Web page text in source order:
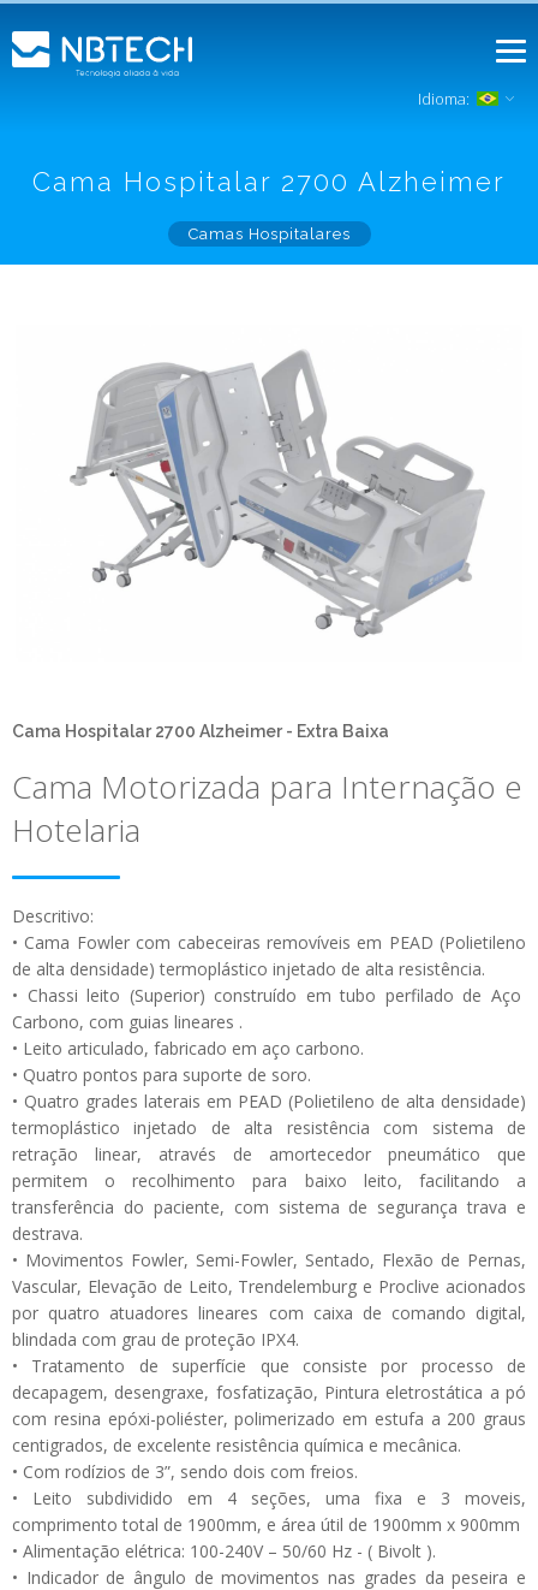
Idioma:
Cama Hospitalar 2700 Alzheimer
Camas Hospitalares
Cama Hospitalar 2700 Alzheimer - Extra Baixa
Cama Motorizada para Internação e
Hotelaria
Descritivo:
• Cama Fowler com cabeceiras removíveis em PEAD (Polietileno
de alta densidade) termoplástico injetado de alta resistência.
• Chassi leito (Superior) construído em tubo perfilado de Aço
Carbono, com guias lineares .
• Leito articulado, fabricado em aço carbono.
• Quatro pontos para suporte de soro.
• Quatro grades laterais em PEAD (Polietileno de alta densidade)
termoplástico injetado de alta resistência com sistema de
retração linear, através de amortecedor pneumático que
permitem o recolhimento para baixo leito, facilitando a
transferência do paciente, com sistema de segurança trava e
destrava.
• Movimentos Fowler, Semi-Fowler, Sentado, Flexão de Pernas,
Vascular, Elevação de Leito, Trendelemburg e Proclive acionados
por quatro atuadores lineares com caixa de comando digital,
blindada com grau de proteção IPX4.
• Tratamento de superfície que consiste por processo de
decapagem, desengraxe, fosfatização, Pintura eletrostática a pó
com resina epóxi-poliéster, polimerizado em estufa a 200 graus
centigrados, de excelente resistência química e mecânica.
• Com rodízios de 3”, sendo dois com freios.
• Leito subdividido em 4 seções, uma fixa e 3 moveis,
comprimento total de 1900mm, e área útil de 1900mm x 900mm
• Alimentação elétrica: 100-240V – 50/60 Hz - ( Bivolt ).
• Indicador de ângulo de movimentos nas grades da peseira e